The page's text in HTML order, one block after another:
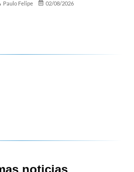
Paulo Felipe 02/08/2026